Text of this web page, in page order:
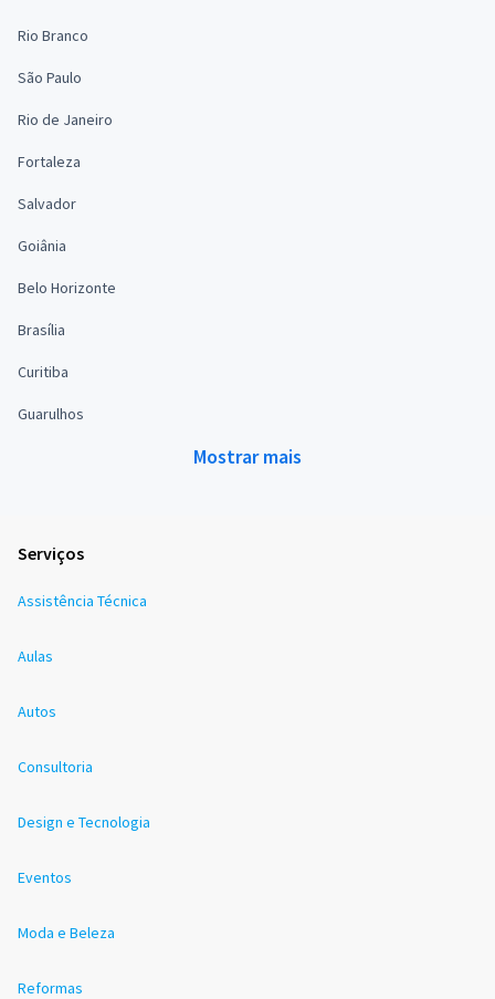
Rio Branco
São Paulo
Rio de Janeiro
Fortaleza
Salvador
Goiânia
Belo Horizonte
Brasília
Curitiba
Guarulhos
Mostrar mais
Serviços
Assistência Técnica
Aulas
Autos
Consultoria
Design e Tecnologia
Eventos
Moda e Beleza
Reformas